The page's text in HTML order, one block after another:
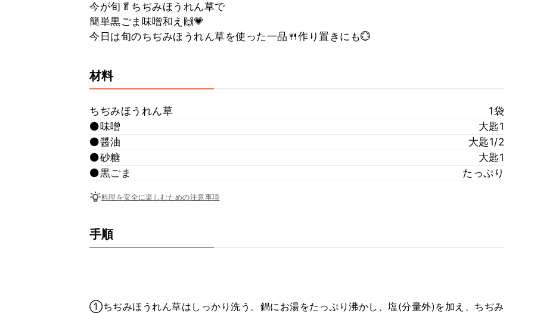
今が旬🥬ちぢみほうれん草で
簡単黒ごま味噌和え🙌💗
今日は旬のちぢみほうれん草を使った一品🍴作り置きにも💮
材料
ちぢみほうれん草
1袋
⚫味噌
大匙1
⚫醤油
大匙1/2
⚫砂糖
大匙1
⚫黒ごま
たっぷり
料理を安全に楽しむための注意事項
手順
①ちぢみほうれん草はしっかり洗う。鍋にお湯をたっぷり沸かし、塩(分量外)を加え、ちぢみ